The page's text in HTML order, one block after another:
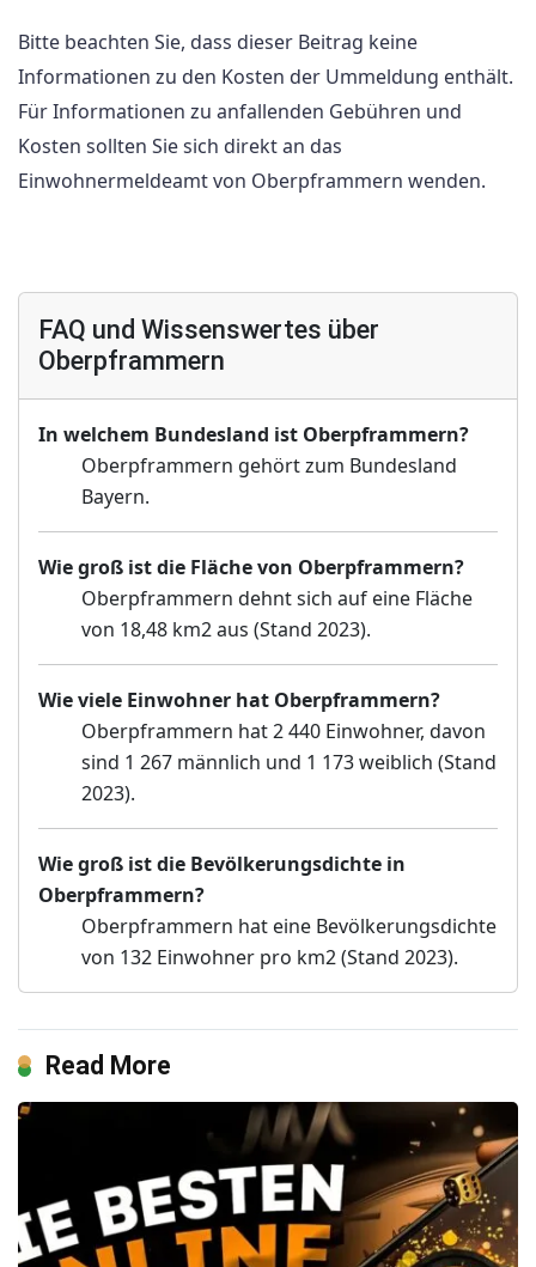
Bitte beachten Sie, dass dieser Beitrag keine
Informationen zu den Kosten der Ummeldung enthält.
Für Informationen zu anfallenden Gebühren und
Kosten sollten Sie sich direkt an das
Einwohnermeldeamt von Oberpframmern wenden.
FAQ und Wissenswertes über
Oberpframmern
In welchem Bundesland ist Oberpframmern?
Oberpframmern gehört zum Bundesland
Bayern.
Wie groß ist die Fläche von Oberpframmern?
Oberpframmern dehnt sich auf eine Fläche
von 18,48 km2 aus (Stand 2023).
Wie viele Einwohner hat Oberpframmern?
Oberpframmern hat 2 440 Einwohner, davon
sind 1 267 männlich und 1 173 weiblich (Stand
2023).
Wie groß ist die Bevölkerungsdichte in
Oberpframmern?
Oberpframmern hat eine Bevölkerungsdichte
von 132 Einwohner pro km2 (Stand 2023).
Read More